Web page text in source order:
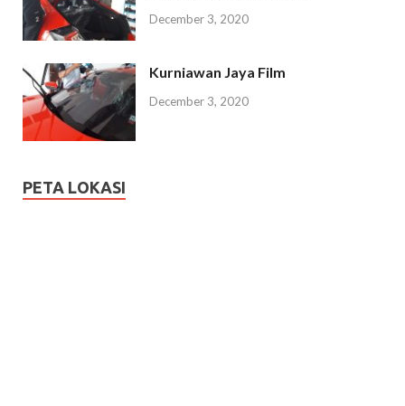
December 3, 2020
Kurniawan Jaya Film
December 3, 2020
PETA LOKASI